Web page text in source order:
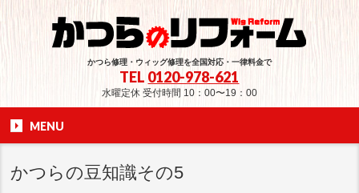
かつら修理・ウィッグ修理を全国対応・一律料金で
TEL 0120-978-621
水曜定休 受付時間 10：00〜19：00
MENU
かつらの豆知識その5